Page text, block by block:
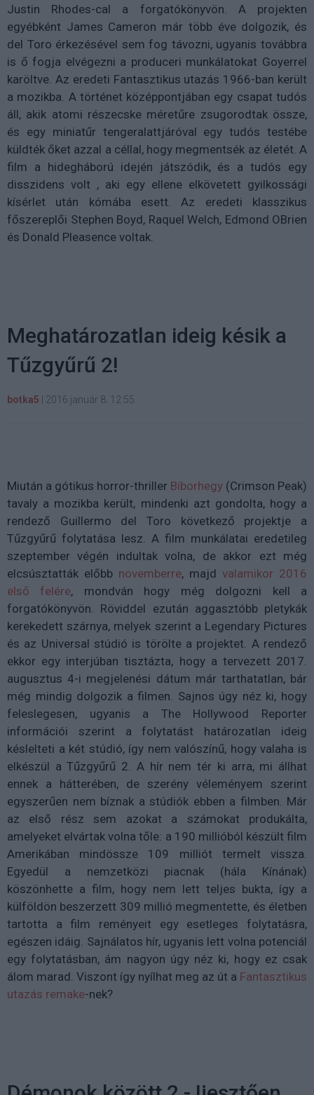
Justin Rhodes-cal a forgatókönyvön. A projekten
egyébként James Cameron már több éve dolgozik, és
del Toro érkezésével sem fog távozni, ugyanis továbbra
is ő fogja elvégezni a produceri munkálatokat Goyerrel
karöltve. Az eredeti Fantasztikus utazás 1966-ban került
a mozikba. A történet középpontjában egy csapat tudós
áll, akik atomi részecske méretűre zsugorodtak össze,
és egy miniatűr tengeralattjáróval egy tudós testébe
küldték őket azzal a céllal, hogy megmentsék az életét. A
film a hidegháború idején játszódik, és a tudós egy
disszidens volt , aki egy ellene elkövetett gyilkossági
kísérlet után kómába esett. Az eredeti klasszikus
főszereplői Stephen Boyd, Raquel Welch, Edmond OBrien
és Donald Pleasence voltak.
Meghatározatlan ideig késik a
Tűzgyűrű 2!
botka5 2016 január 8. 12:55
Miután a gótikus horror-thriller Bíborhegy (Crimson Peak)
tavaly a mozikba került, mindenki azt gondolta, hogy a
rendező Guillermo del Toro következő projektje a
Tűzgyűrű folytatása lesz. A film munkálatai eredetileg
szeptember végén indultak volna, de akkor ezt még
elcsúsztatták előbb novemberre, majd valamikor 2016
első felére, mondván hogy még dolgozni kell a
forgatókönyvön. Röviddel ezután aggasztóbb pletykák
kerekedett szárnya, melyek szerint a Legendary Pictures
és az Universal stúdió is törölte a projektet. A rendező
ekkor egy interjúban tisztázta, hogy a tervezett 2017.
augusztus 4-i megjelenési dátum már tarthatatlan, bár
még mindig dolgozik a filmen. Sajnos úgy néz ki, hogy
feleslegesen, ugyanis a The Hollywood Reporter
információi szerint a folytatást határozatlan ideig
késlelteti a két stúdió, így nem valószínű, hogy valaha is
elkészül a Tűzgyűrű 2. A hír nem tér ki arra, mi állhat
ennek a hátterében, de szerény véleményem szerint
egyszerűen nem bíznak a stúdiók ebben a filmben. Már
az első rész sem azokat a számokat produkálta,
amelyeket elvártak volna tőle: a 190 millióból készült film
Amerikában mindössze 109 milliót termelt vissza.
Egyedül a nemzetközi piacnak (hála Kínának)
köszönhette a film, hogy nem lett teljes bukta, így a
külföldön beszerzett 309 millió megmentette, és életben
tartotta a film reményeit egy esetleges folytatásra,
egészen idáig. Sajnálatos hír, ugyanis lett volna potenciál
egy folytatásban, ám nagyon úgy néz ki, hogy ez csak
álom marad. Viszont így nyílhat meg az út a Fantasztikus
utazás remake-nek?